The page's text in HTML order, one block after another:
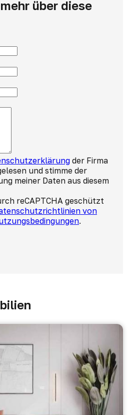
über diese
der Firma
und stimme der
meiner Daten aus diesem
reCAPTCHA geschützt
von
.